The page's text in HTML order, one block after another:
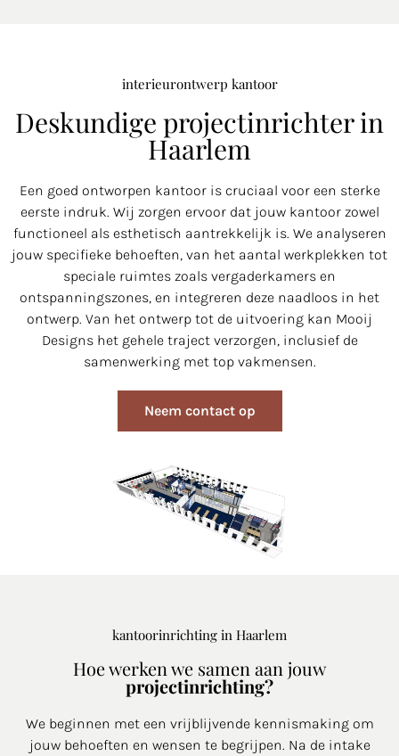
interieurontwerp kantoor
Deskundige projectinrichter in
Haarlem
Een goed ontworpen kantoor is cruciaal voor een sterke
eerste indruk. Wij zorgen ervoor dat jouw kantoor zowel
functioneel als esthetisch aantrekkelijk is. We analyseren
jouw specifieke behoeften, van het aantal werkplekken tot
speciale ruimtes zoals vergaderkamers en
ontspanningszones, en integreren deze naadloos in het
ontwerp. Van het ontwerp tot de uitvoering kan Mooij
Designs het gehele traject verzorgen, inclusief de
samenwerking met top vakmensen.
Neem contact op
kantoorinrichting in Haarlem
Hoe werken we samen aan jouw
projectinrichting?
We beginnen met een vrijblijvende kennismaking om
jouw behoeften en wensen te begrijpen. Na de intake